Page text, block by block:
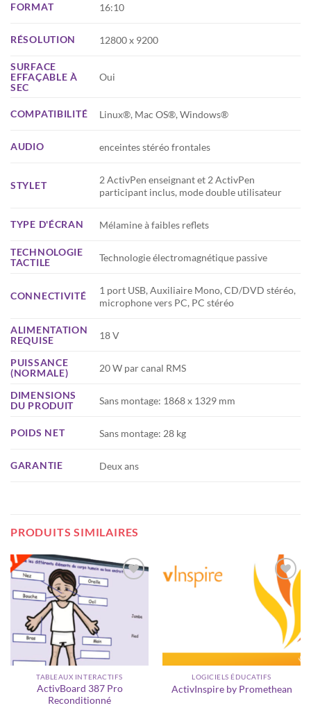
FORMAT 16:10
RÉSOLUTION 12800 x 9200
SURFACE
EFFAÇABLE À
SEC
Oui
COMPATIBILITÉ Linux®, Mac OS®, Windows®
AUDIO enceintes stéréo frontales
STYLET
2 ActivPen enseignant et 2 ActivPen
participant inclus, mode double utilisateur
TYPE D'ÉCRAN Mélamine à faibles reflets
TECHNOLOGIE
TACTILE
Technologie électromagnétique passive
CONNECTIVITÉ
1 port USB, Auxiliaire Mono, CD/DVD stéréo,
microphone vers PC, PC stéréo
ALIMENTATION
REQUISE
18 V
PUISSANCE
(NORMALE)
20 W par canal RMS
DIMENSIONS
DU PRODUIT
Sans montage: 1868 x 1329 mm
POIDS NET Sans montage: 28 kg
GARANTIE Deux ans
PRODUITS SIMILAIRES
TABLEAUX INTERACTIFS
ActivBoard 387 Pro
Reconditionné
Ajouter
à la
wishlist
LOGICIELS ÉDUCATIFS
ActivInspire by Promethean